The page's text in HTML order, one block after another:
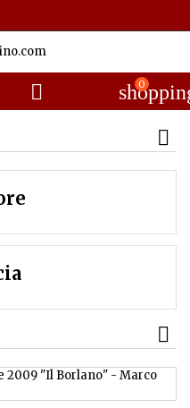
 0